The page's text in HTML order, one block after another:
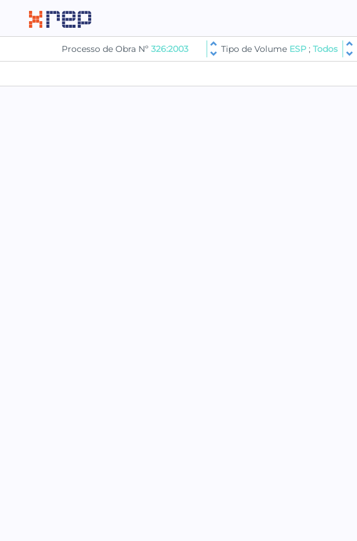
Processo de Obra Nº 326:2003 Tipo de Volume ESP ; Todos